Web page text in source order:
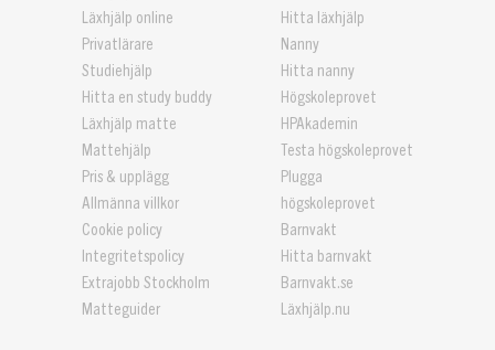
Läxhjälp online
Privatlärare
Studiehjälp
Hitta en study buddy
Läxhjälp matte
Mattehjälp
Pris & upplägg
Allmänna villkor
Cookie policy
Integritetspolicy
Extrajobb Stockholm
Matteguider
Hitta läxhjälp
Nanny
Hitta nanny
Högskoleprovet
HPAkademin
Testa högskoleprovet
Plugga
högskoleprovet
Barnvakt
Hitta barnvakt
Barnvakt.se
Läxhjälp.nu